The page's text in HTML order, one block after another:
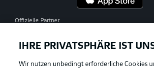
Offizielle Partner
IHRE PRIVATSPHÄRE IST
Wir nutzen unbedingt erforderliche Cookies